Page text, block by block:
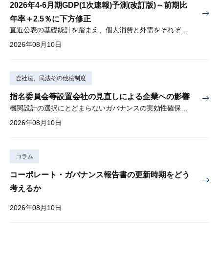
2026年4-6月期GDP(1次速報)予測(改訂版)～前期比
年率＋2.5％に下方修正
直近公表の基礎統計を踏まえ、個人消費と外需をそれぞれ下方修正
2026年08月10日
会社法、民法その他法制度
指名委員会等設置会社の見直しによる企業への影響
2026年08月10日
コラム
コーポレート・ガバナンス報告書の更新時期をどう
考えるか
2026年08月10日